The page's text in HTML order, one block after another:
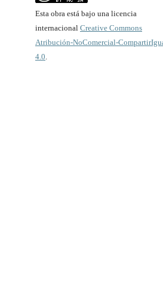
Esta obra está bajo una licencia
internacional Creative Commons
Atribución-NoComercial-
4.0.